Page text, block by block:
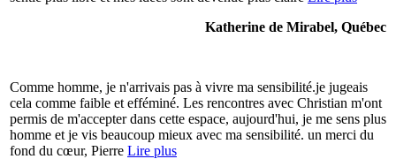
Katherine de Mirabel, Québec
Comme homme, je n'arrivais pas à vivre ma sensibilité.je jugeais
cela comme faible et efféminé. Les rencontres avec Christian m'ont
permis de m'accepter dans cette espace, aujourd'hui, je me sens plus
homme et je vis beaucoup mieux avec ma sensibilité. un merci du
fond du cœur, Pierre Lire plus